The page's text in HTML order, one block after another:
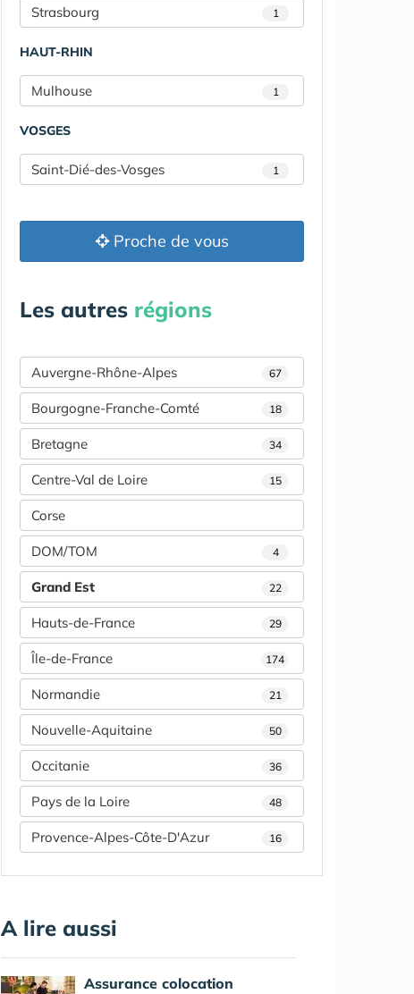
Strasbourg 1
HAUT-RHIN
Mulhouse 1
VOSGES
Saint-Dié-des-Vosges 1
Proche de vous
Les autres régions
Auvergne-Rhône-Alpes 67
Bourgogne-Franche-Comté 18
Bretagne 34
Centre-Val de Loire 15
Corse
DOM/TOM 4
Grand Est 22
Hauts-de-France 29
Île-de-France 174
Normandie 21
Nouvelle-Aquitaine 50
Occitanie 36
Pays de la Loire 48
Provence-Alpes-Côte-D'Azur 16
A lire aussi
Assurance colocation